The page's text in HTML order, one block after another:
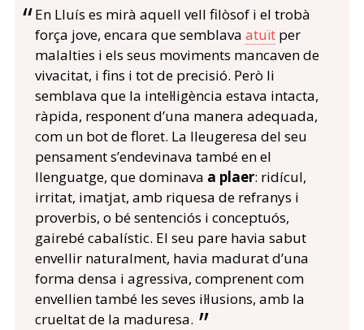
En Lluís es mirà aquell vell filòsof i el trobà
força jove, encara que semblava atuïtper
malalties i els seus moviments mancaven de
vivacitat, i fins i tot de precisió. Però li
semblava que la intel·ligència estava intacta,
ràpida, responent d’una manera adequada,
com un bot de floret. La lleugeresa del seu
pensament s’endevinava també en el
llenguatge, que dominava a plaer: ridícul,
irritat, imatjat, amb riquesa de refranys i
proverbis, o bé sentenciós i conceptuós,
gairebé cabalístic. El seu pare havia sabut
envellir naturalment, havia madurat d’una
forma densa i agressiva, comprenent com
envellien també les seves il·lusions, amb la
crueltat de la maduresa.